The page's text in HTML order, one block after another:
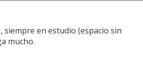
siempre en estudio (espacio sin
mucho.